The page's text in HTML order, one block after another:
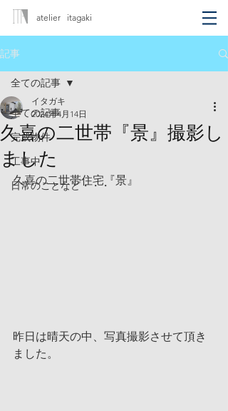
atelier itagaki
記事
全ての記事
完成物件
工事中
日常のことなど・・・
全ての記事
久喜の二世帯『景』撮影し
ました
イタガキ
2024年4月14日
久喜の二世帯住宅『景』
昨日は晴天の中、写真撮影させて頂き
ました。